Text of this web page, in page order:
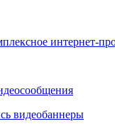
интернет-
видеобаннеры